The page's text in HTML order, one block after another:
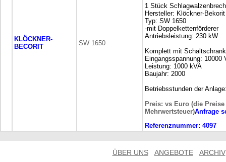
KLÖCKNER-
BECORIT
SW 1650
1 Stück
Hersteller: Klöckner-Bekorit
Typ: SW 1650
-mit Doppelkettenförderer
Antriebsleistung: 230 kW
Komplett mit
Eingangsspannung: 10000
Leistung: 1000 kVA
Baujahr: 2000
Betriebsstunden der
Preis: vs Euro (die
Mehrwertsteuer)Anfrage
Referenznummer: 4097
ÜBER UNS ANGEBOTE ARCHIV